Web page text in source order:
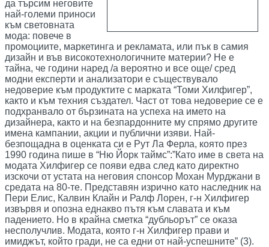
да търсим неговите
най-големи приноси
към световната
мода: повече в
промоциите, маркетинга и рекламата, или пък в самия
дизайн и във високотехнологичните материи? Не е
тайна, че години наред /а вероятно и все още/ сред
модни експерти и анализатори е съществувало
недоверие към продуктите с марката “Томи Хилфигер”,
както и към техния създател. Част от това недоверие се е
подхранвало от бързината на успеха на името на
дизайнера, както и на безпардонните му спрямо другите
имена кампании, акции и публични изяви. Най-
безпощадна в оценката си е Рут Ла Ферла, която през
1990 година пише в “Ню Йорк таймс”:”Като име в света на
модата Хилфигер се появи едва след като директно
изскочи от устата на неговия спонсор Мохан Мурджани в
средата на 80-те. Представян изрично като наследник на
Пери Елис, Калвин Клайн и Ралф Лорен, г-н Хилфигер
извървя и опозна еднакво пътя към славата и към
падението. Но в крайна сметка “дубльорът” се оказа
несполучлив. Модата, която г-н Хилфигер прави и
имиджът, който гради, не са едни от най-успешните” (3).